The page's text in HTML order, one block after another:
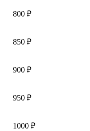
800 ₽
850 ₽
900 ₽
950 ₽
1000 ₽